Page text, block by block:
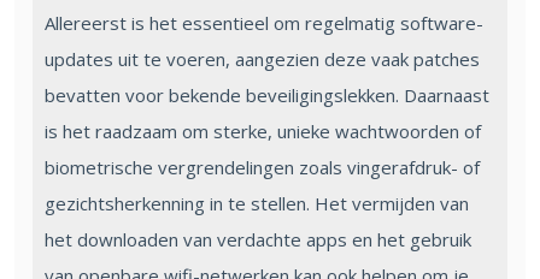
Allereerst is het essentieel om regelmatig software-
updates uit te voeren, aangezien deze vaak patches
bevatten voor bekende beveiligingslekken. Daarnaast
is het raadzaam om sterke, unieke wachtwoorden of
biometrische vergrendelingen zoals vingerafdruk- of
gezichtsherkenning in te stellen. Het vermijden van
het downloaden van verdachte apps en het gebruik